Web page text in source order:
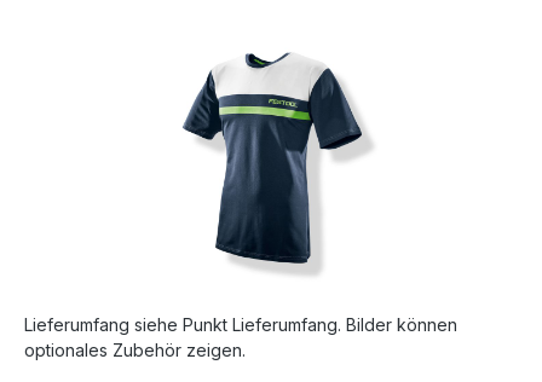
Lieferumfang siehe Punkt Lieferumfang. Bilder können
optionales Zubehör zeigen.